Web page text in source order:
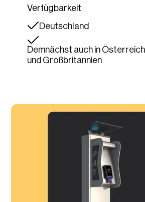
Verfügbarkeit
Deutschland
Demnächst auch in
und Großbritannien